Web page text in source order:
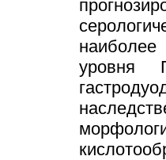
уровня